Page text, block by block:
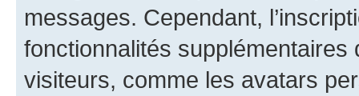
messages. Cependant,
fonctionnalités
visiteurs, comme les avatars